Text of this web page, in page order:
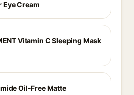
Cream
Vitamin C Sleeping Mask
Oil-Free Matte